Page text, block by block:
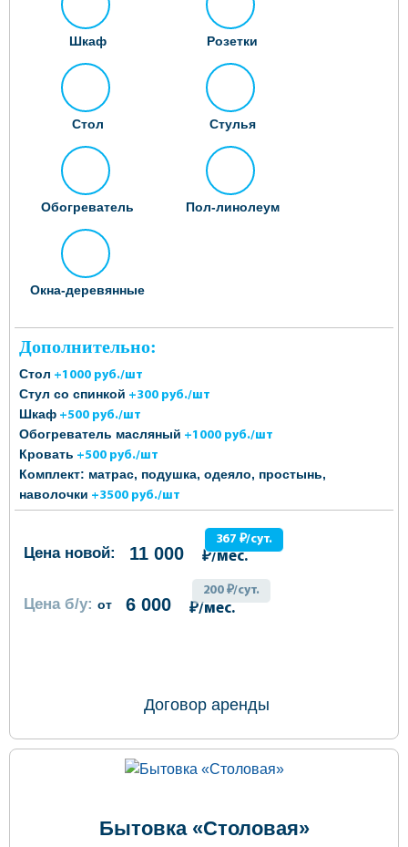
Шкаф Розетки
Стол Стулья
Обогреватель Пол-линолеум
Окна-деревянные
Дополнительно:
Стол +1000 руб./шт
Стул со спинкой +300 руб./шт
Шкаф +500 руб./шт
Обогреватель масляный +1000 руб./шт
Кровать +500 руб./шт
Комплект: матрас, подушка, одеяло, простынь,
наволочки +3500 руб./шт
Цена новой: 11 000 ₽/мес.
367 ₽/сут.
Цена б/у: от 6 000 ₽/мес.
200 ₽/сут.
Договор аренды
Бытовка «Столовая»